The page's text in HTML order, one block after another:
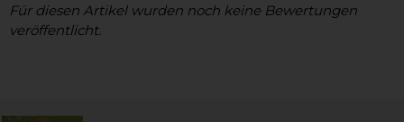
Für diesen Artikel wurden noch keine Bewertungen
veröffentlicht.